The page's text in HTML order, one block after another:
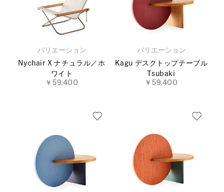
バリエーション
Nychair X ナチュラル／ホ
ワイト
￥59,400
バリエーション
Kagu デスクトップテーブル
Tsubaki
￥59,400